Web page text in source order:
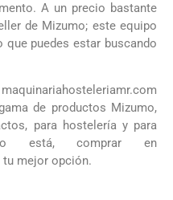
A un precio bastante
de Mizumo; este equipo
puedes estar buscando
de productos Mizumo,
para hostelería y para
está, comprar en
mejor opción.